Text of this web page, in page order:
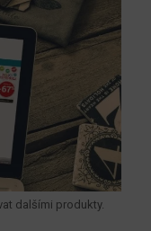
dalšími produkty.